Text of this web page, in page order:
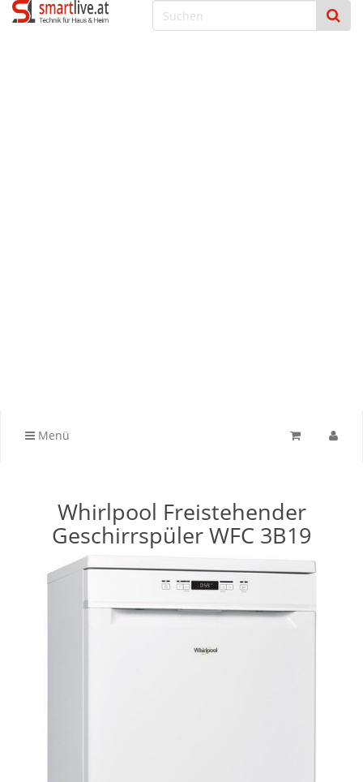
Menü
Whirlpool Freistehender
Geschirrspüler WFC 3B19